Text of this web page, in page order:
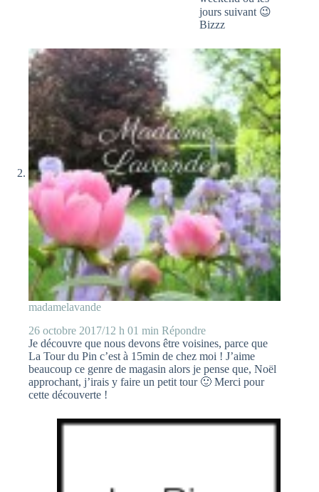
jours suivant 😉
Bizzz
madamelavande
26 octobre 2017/12 h 01 min Répondre
Je découvre que nous devons être voisines, parce que
La Tour du Pin c’est à 15min de chez moi ! J’aime
beaucoup ce genre de magasin alors je pense que, Noël
approchant, j’irais y faire un petit tour 🙂 Merci pour
cette découverte !